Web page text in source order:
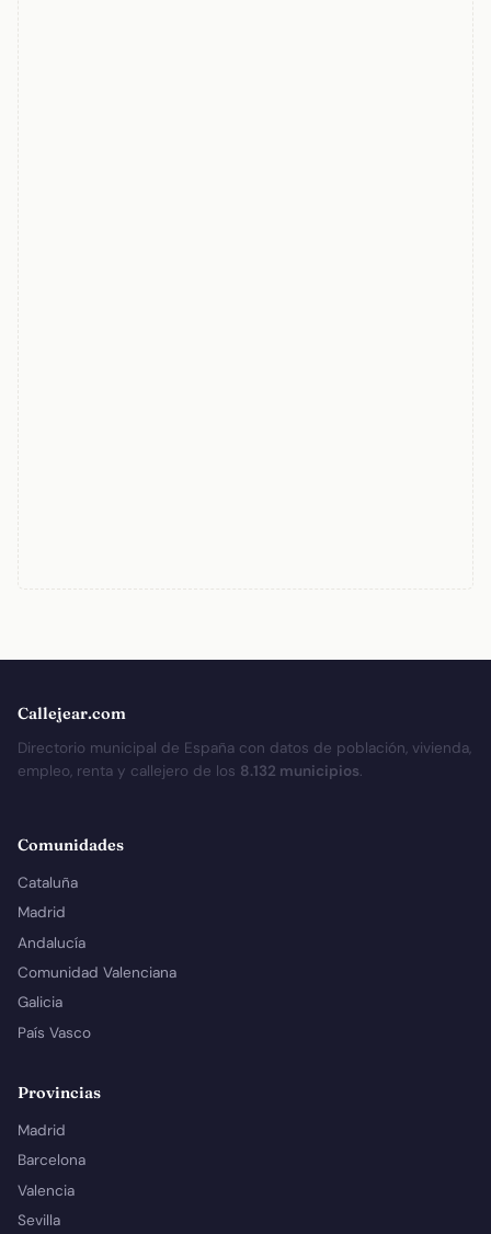
Callejear.com
Directorio municipal de España con datos de población, vivienda,
empleo, renta y callejero de los 8.132 municipios.
Comunidades
Cataluña
Madrid
Andalucía
Comunidad Valenciana
Galicia
País Vasco
Provincias
Madrid
Barcelona
Valencia
Sevilla